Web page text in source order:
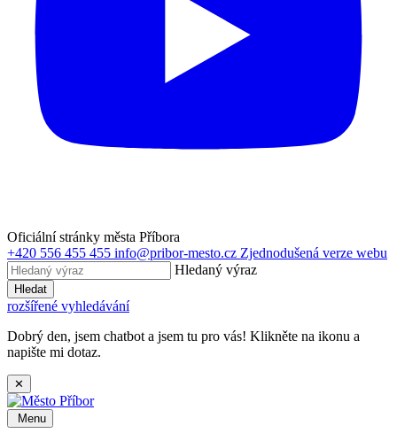
Oficiální stránky města Příbora
+420 556 455 455 info@pribor-mesto.cz Zjednodušená verze webu
Hledaný výraz
Hledat
rozšířené vyhledávání
Dobrý den, jsem chatbot a jsem tu pro vás! Klikněte na ikonu a
napište mi dotaz.
✕
Menu